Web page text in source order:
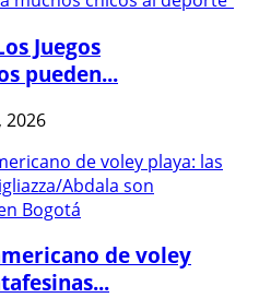
Juegos
pueden...
2026
de voley